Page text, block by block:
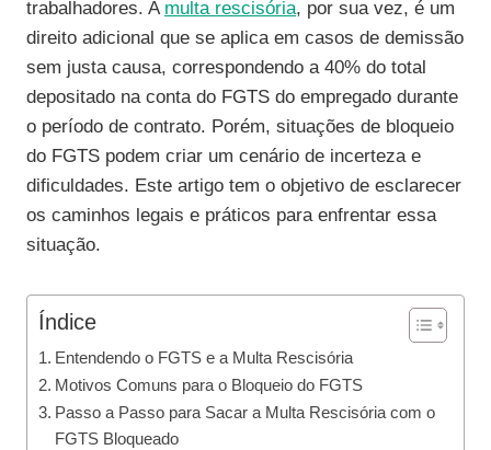
trabalhadores. A multa rescisória, por sua vez, é um
direito adicional que se aplica em casos de demissão
sem justa causa, correspondendo a 40% do total
depositado na conta do FGTS do empregado durante
o período de contrato. Porém, situações de bloqueio
do FGTS podem criar um cenário de incerteza e
dificuldades. Este artigo tem o objetivo de esclarecer
os caminhos legais e práticos para enfrentar essa
situação.
Índice
Entendendo o FGTS e a Multa Rescisória
Motivos Comuns para o Bloqueio do FGTS
Passo a Passo para Sacar a Multa Rescisória com o
FGTS Bloqueado